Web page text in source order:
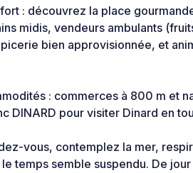
: découvrez la place
midis, vendeurs ambulants
bien approvisionnée, et
: commerces à 800 m et
DINARD pour visiter Dinard en
vous, contemplez la mer,
temps semble suspendu. De